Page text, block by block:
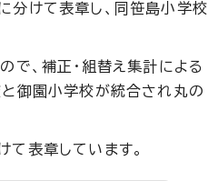
分けて表章し、同笹島小学校
、補正・組替え集計による
御園小学校が統合され丸の
表章しています。